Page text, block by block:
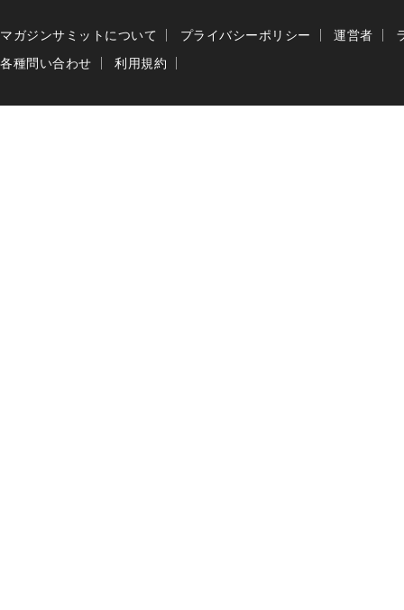
マガジンサミットについて プライバシーポリシー 運営者
各種問い合わせ
利用規約